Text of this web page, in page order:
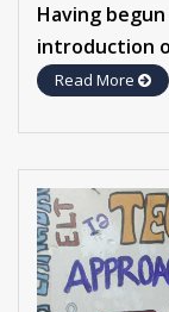
Having
introduction
Read More